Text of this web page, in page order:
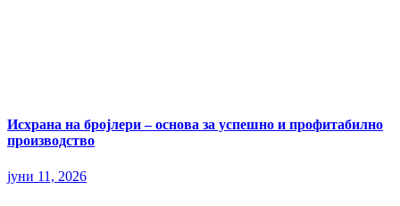
Исхрана на бројлери – основа за успешно и профитабилно
производство
јуни 11, 2026